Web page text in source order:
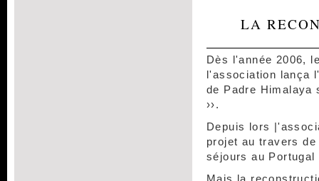
LA
Dès l'année 2006,
l'association lança
de Padre Himalaya
››.
Depuis lors
projet au travers
séjours au Portugal